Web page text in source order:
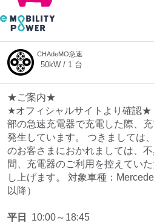
CHAdeMO急速
50kW / 1 台
★ご案内★
★オフィシャルサイトより確認★
部の急速充電器で充電した際、
発生しています。 つきましては
のお客さまにおかれましては、
間、充電器のご利用を控えてい
し上げます。 対象車種：
以降）
平日
10:00～18:45